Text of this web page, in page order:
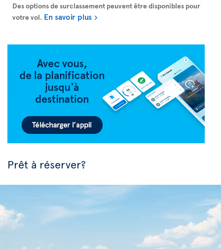
Des options de surclassement peuvent être disponibles pour
votre vol. En savoir plus
Prêt à réserver?